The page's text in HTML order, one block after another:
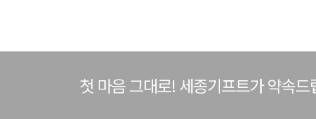
첫 마음 그대로! 세종기프트가 약속드